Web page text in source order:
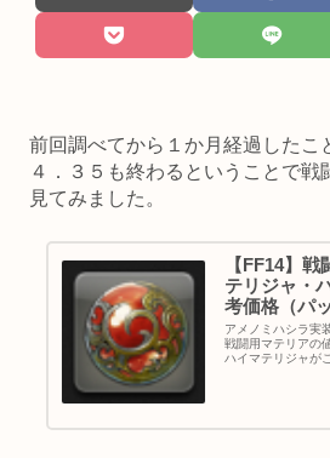
前回調べてから１か月経過したこ
４．３５も終わるということで戦
見てみました。
【FF14】
テリジャ・
考価格（パ
アメノミハシラ実
戦闘用マテリアの
ハイマテリジャが